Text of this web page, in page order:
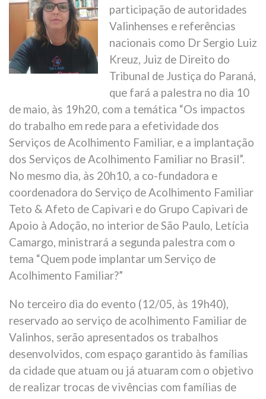
participação de autoridades
Valinhenses e referências
nacionais como Dr Sergio Luiz
Kreuz, Juiz de Direito do
Tribunal de Justiça do Paraná,
que fará a palestra no dia 10
de maio, às 19h20, com a temática “Os impactos
do trabalho em rede para a efetividade dos
Serviços de Acolhimento Familiar, e a implantação
dos Serviços de Acolhimento Familiar no Brasil”.
No mesmo dia, às 20h10, a co-fundadora e
coordenadora do Serviço de Acolhimento Familiar
Teto & Afeto de Capivari e do Grupo Capivari de
Apoio à Adoção, no interior de São Paulo, Letícia
Camargo, ministrará a segunda palestra com o
tema “Quem pode implantar um Serviço de
Acolhimento Familiar?”
No terceiro dia do evento (12/05, às 19h40),
reservado ao serviço de acolhimento Familiar de
Valinhos, serão apresentados os trabalhos
desenvolvidos, com espaço garantido às famílias
da cidade que atuam ou já atuaram com o objetivo
de realizar trocas de vivências com famílias de